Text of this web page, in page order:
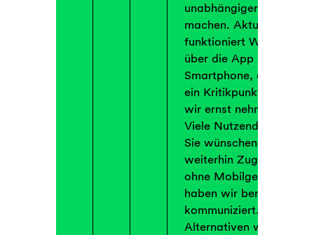
unabhängiger zu
machen. Aktuell
funktioniert Wero nur
über die App und ein
Smartphone, dass ist
ein Kritikpunkt, den
wir ernst nehmen.
Viele Nutzende wie
Sie wünschen sich
weiterhin Zugang
ohne Mobilgerät. Das
haben wir bereist
kommuniziert. Ob
Alternativen wie